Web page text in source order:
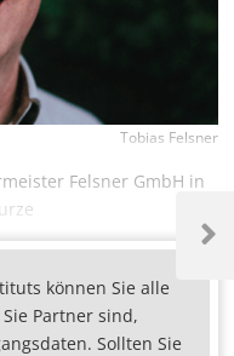
Tobias Felsner
Felsner GmbH in
können Sie alle
Partner sind,
Sollten Sie